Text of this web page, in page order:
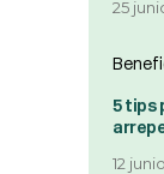
25
5 tips
12